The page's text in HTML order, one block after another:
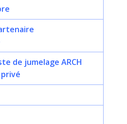
de jumelage ARCH